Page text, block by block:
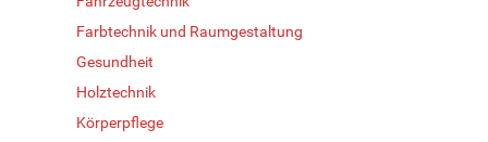
Farbtechnik und Raumgestaltung
Gesundheit
Holztechnik
Körperpflege